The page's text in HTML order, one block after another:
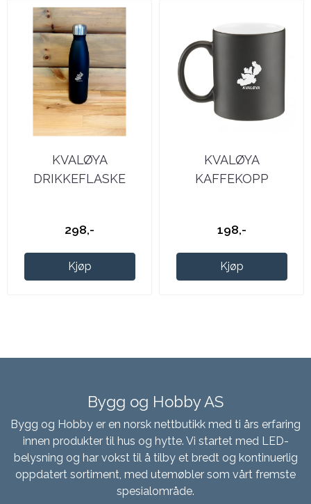
KVALØYA
DRIKKEFLASKE
298,-
Kjøp
KVALØYA
KAFFEKOPP
198,-
Kjøp
Bygg og Hobby AS
Bygg og Hobby er en norsk nettbutikk med ti års erfaring
innen produkter til hus og hytte. Vi startet med LED-
belysning og har vokst til å tilby et bredt og kontinuerlig
oppdatert sortiment, med utemøbler som vårt fremste
spesialområde.